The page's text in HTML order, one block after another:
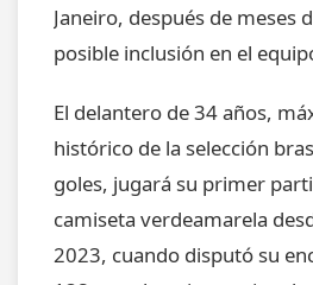
Janeiro, después de meses
posible inclusión en el
El delantero de 34 años,
histórico de la selección
goles, jugará su primer
camiseta verdeamarela
2023, cuando disputó su